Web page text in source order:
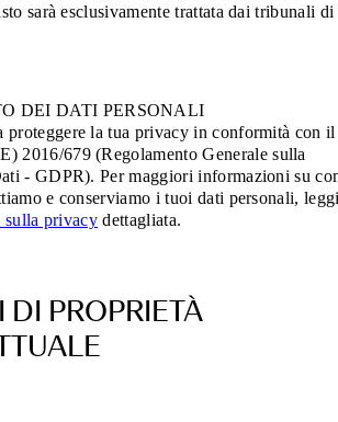
sarà esclusivamente trattata dai tribunali di
DEI DATI PERSONALI
proteggere la tua privacy in conformità con il
2016/679 (Regolamento Generale sulla
- GDPR). Per maggiori informazioni su
e conserviamo i tuoi dati personali,
sulla privacy dettagliata.
DI PROPRIETÀ